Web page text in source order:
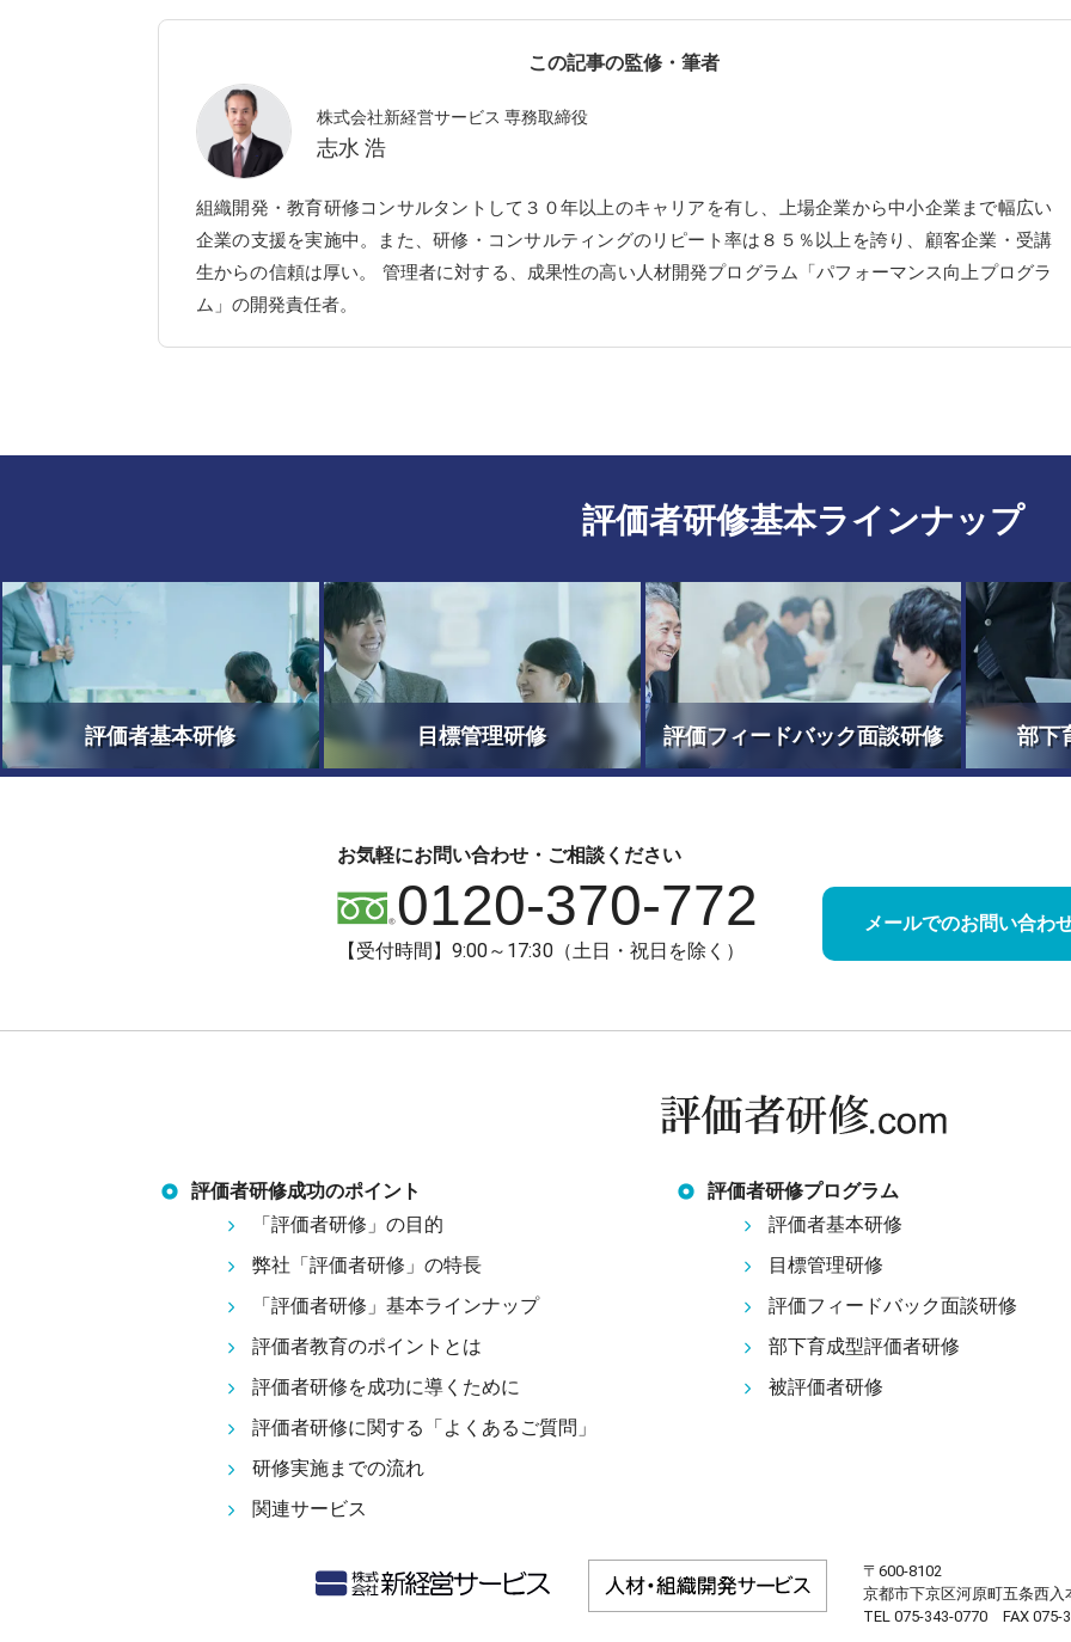
この記事の監修・筆者
株式会社新経営サービス 専務取締役
志水 浩
組織開発・教育研修コンサルタントして３０年以上のキャリアを有し、上場企業から中小企業まで幅広い
企業の支援を実施中。また、研修・コンサルティングのリピート率は８５％以上を誇り、顧客企業・受講
生からの信頼は厚い。 管理者に対する、成果性の高い人材開発プログラム「パフォーマンス向上プログラ
ム」の開発責任者。
評価者研修基本ラインナップ
評価者基本研修 目標管理研修 評価フィードバック面談研修 部下
お気軽にお問い合わせ・ご相談ください
0120-370-772
【受付時間】9:00～17:30（土日・祝日を除く）
メールでのお問い合わ
評価者研修成功のポイント
「評価者研修」の目的
弊社「評価者研修」の特長
「評価者研修」基本ラインナップ
評価者教育のポイントとは
評価者研修を成功に導くために
評価者研修に関する「よくあるご質問」
研修実施までの流れ
関連サービス
評価者研修プログラム
評価者基本研修
目標管理研修
評価フィードバック面談研修
部下育成型評価者研修
被評価者研修
〒600-8102
京都市下京区河原町五条西入
TEL 075-343-0770 FAX 075-